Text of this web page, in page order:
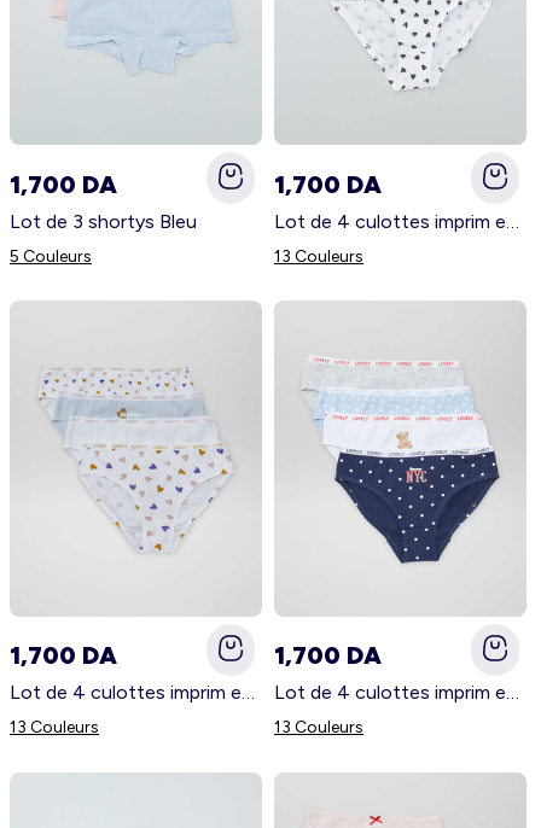
1,700 DA
Lot de 3 shortys Bleu
5 Couleurs
1,700 DA
Lot de 4 culottes imprim es Gris
13 Couleurs
1,700 DA
Lot de 4 culottes imprim es Blanc/bleu
13 Couleurs
1,700 DA
Lot de 4 culottes imprim es Bleu/blanc/noir
13 Couleurs